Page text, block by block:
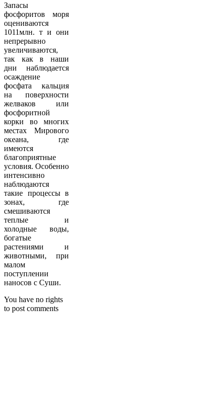
Запасы
фосфоритов моря
оцениваются
1011млн. т и они
непрерывно
увеличиваются,
так как в наши
дни наблюдается
осаждение
фосфата кальция
на поверхности
желваков или
фосфоритной
корки во многих
местах Мирового
океана, где
имеются
благоприятные
условия. Особенно
интенсивно
наблюдаются
такие процессы в
зонах, где
смешиваются
теплые и
холодные воды,
богатые
растениями и
животными, при
малом
поступлении
наносов с Суши.
You have no rights
to post comments